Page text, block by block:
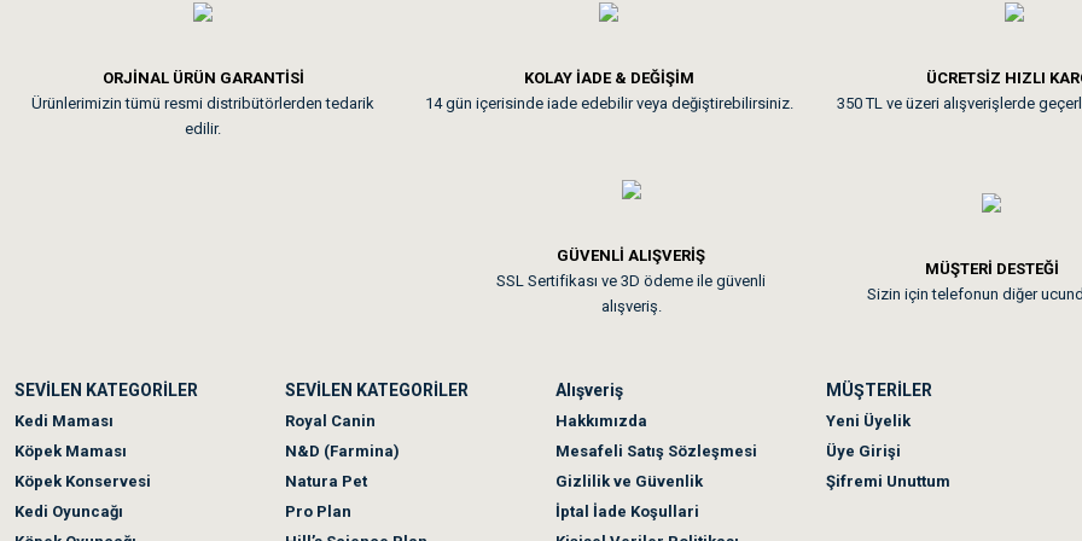
Kedilerim beğeniyorlar. Memnunuz. Uygun fiyatta olması iyi.
Akşam verdiğim sipariş bir sonraki gün elime ulaştı. Jack russell köpeğim severek yedi. Tüy
ORJİNAL ÜRÜN GARANTİSİ
Ürünlerimizin tümü resmi distribütörlerden tedarik
edilir.
KOLAY İADE & DEĞİŞİM
14 gün içerisinde iade edebilir veya değiştirebilirsiniz.
ÜCRETSİZ HIZLI
350 TL ve üzeri alışverişlerde
GÜVENLİ ALIŞVERİŞ
SSL Sertifikası ve 3D ödeme ile güvenli
alışveriş.
MÜŞTERİ DESTEĞİ
Sizin için telefonun diğer
SEVİLEN KATEGORİLER
Kedi Maması
Köpek Maması
Köpek Konservesi
Kedi Oyuncağı
SEVİLEN KATEGORİLER
Royal Canin
N&D (Farmina)
Natura Pet
Pro Plan
Alışveriş
Hakkımızda
Mesafeli Satış Sözleşmesi
Gizlilik ve Güvenlik
İptal İade Koşullari
MÜŞTERİLER
Yeni Üyelik
Üye Girişi
Şifremi Unuttum